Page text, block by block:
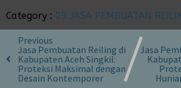
Category : 09 JASA PEMBUATAN
Previous
Jasa Pembuatan Reiling di
Kabupaten Aceh Singkil:
Proteksi Maksimal dengan
Desain Kontemporer
Jasa